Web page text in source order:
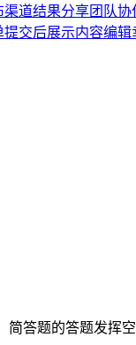
渠道结果分享团队
提交后展示内容编辑
答题的答题发挥